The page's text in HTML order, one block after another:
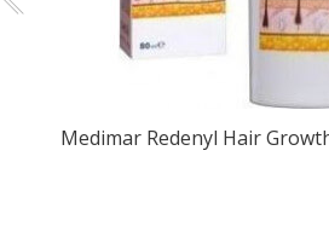
Medimar Redenyl Hair